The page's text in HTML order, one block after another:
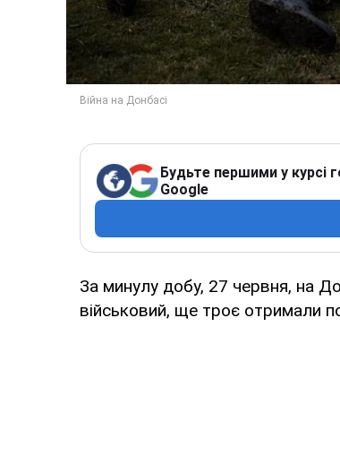
Будьте першими у курсі
Google
За минулу добу, 27 червня, на
військовий, ще троє отримали